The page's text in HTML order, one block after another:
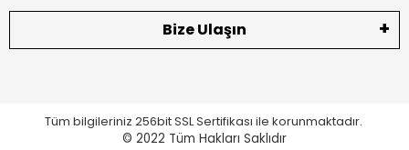
Bize Ulaşın
Tüm bilgileriniz 256bit SSL Sertifikası ile korunmaktadır.
© 2022 Tüm Hakları Saklıdır